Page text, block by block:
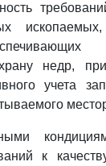
недр,
учета
к